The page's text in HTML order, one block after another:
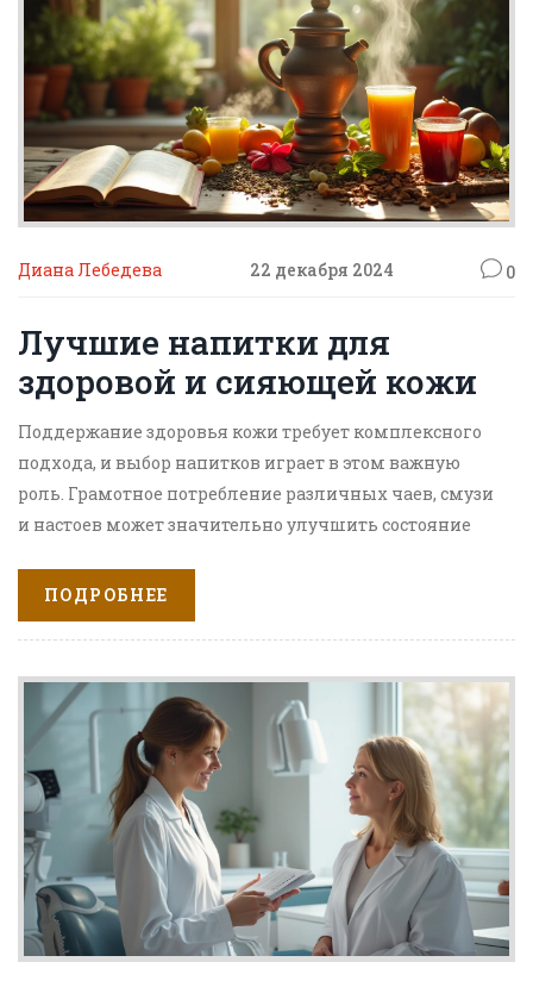
Диана Лебедева 22 декабря 2024 0
Лучшие напитки для
здоровой и сияющей кожи
Поддержание здоровья кожи требует комплексного
подхода, и выбор напитков играет в этом важную
роль. Грамотное потребление различных чаев, смузи
и настоев может значительно улучшить состояние
бороться со свободными радикалами, а смузи с
витаминами обеспечивают питание изнутри. Зная,
какие напитки выбрать, можно заметно улучшить
тонус и текстуру кожи.
ПОДРОБНЕЕ